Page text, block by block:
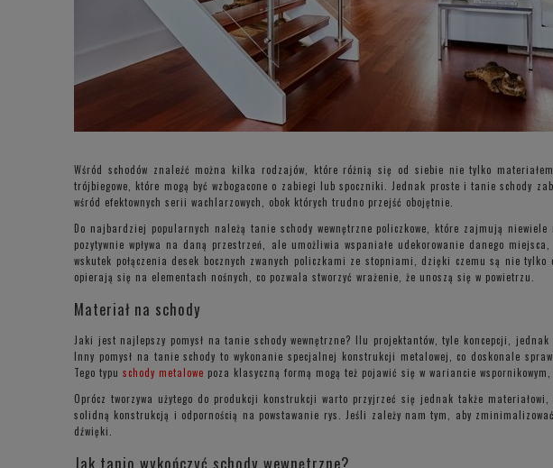
Wśród schodów znaleźć można kilka rodzajów, które różnią się od siebie nie tylko
trójbiegowe, które mogą być wzbogacone o zabiegi lub spoczniki. Jednak proste i tanie schody
wśród efektownych serii wachlarzowych, obok których trudno przejść obojętnie.
Do najbardziej popularnych należą tanie schody wewnętrzne policzkowe, które zajmują
pozytywnie wpływa na daną przestrzeń, ale umożliwia wspaniałe udekorowanie danego
wskutek połączenia desek bocznych zwanych policzkami ze stopniami, dzięki czemu są nie
opierają się na elementach nośnych, co pozwala stworzyć wrażenie, że unoszą się w powietrzu.
Materiał na schody
Jaki jest najlepszy pomysł na tanie schody wewnętrzne? Ilu projektantów, tyle koncepcji,
Inny pomysł na tanie schody to wykonanie specjalnej konstrukcji metalowej, co doskonale
Tego typu schody metalowe poza klasyczną formą mogą też pojawić się w wariancie
Oprócz tworzywa użytego do produkcji konstrukcji warto przyjrzeć się jednak także
solidną konstrukcją i odpornością na powstawanie rys. Jeśli zależy nam tym, aby
dźwięki.
Jak tanio wykończyć schody wewnętrzne?